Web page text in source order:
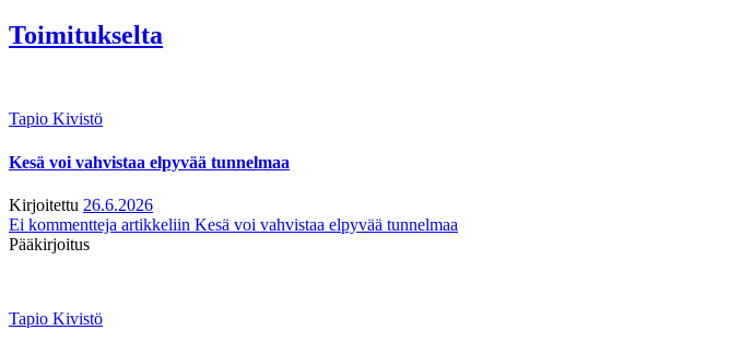
Toimitukselta
Tapio Kivistö
Kesä voi vahvistaa elpyvää tunnelmaa
Kirjoitettu 26.6.2026
Ei kommentteja artikkeliin Kesä voi vahvistaa elpyvää tunnelmaa
Pääkirjoitus
Tapio Kivistö